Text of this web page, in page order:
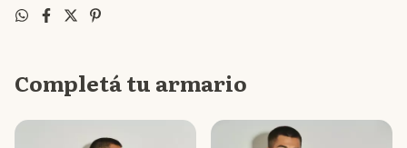
Completá tu armario